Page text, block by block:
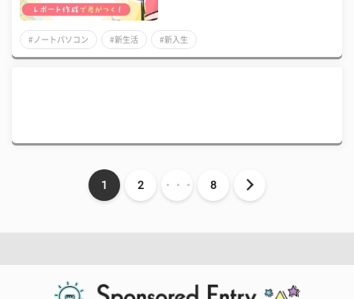
#ノートパソコン #新生活 #新入生
1 2 ・・・ 8